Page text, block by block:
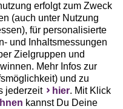
erfolgt zum Zweck
(auch unter Nutzung
für personalisierte
und Inhaltsmessungen
Zielgruppen und
Mehr Infos zur
und zu
jederzeit
hier. Mit Klick
kannst Du Deine